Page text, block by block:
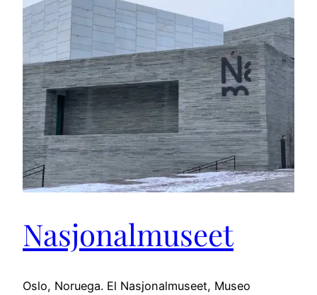
Nasjonalmuseet
Oslo, Noruega. El Nasjonalmuseet, Museo